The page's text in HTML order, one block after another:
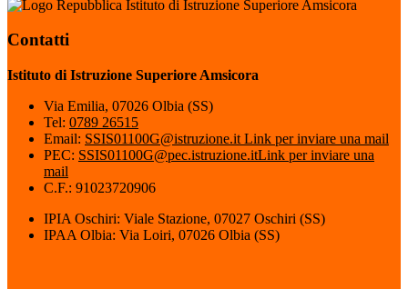
Istituto di Istruzione Superiore Amsicora
Contatti
Istituto di Istruzione Superiore Amsicora
Via Emilia, 07026 Olbia (SS)
Tel: 0789 26515
Email: SSIS01100G@istruzione.it Link per inviare una mail
PEC: SSIS01100G@pec.istruzione.itLink per inviare una
mail
C.F.: 91023720906
IPIA Oschiri: Viale Stazione, 07027 Oschiri (SS)
IPAA Olbia: Via Loiri, 07026 Olbia (SS)